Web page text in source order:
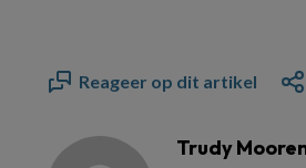
Reageer op dit artikel
Trudy